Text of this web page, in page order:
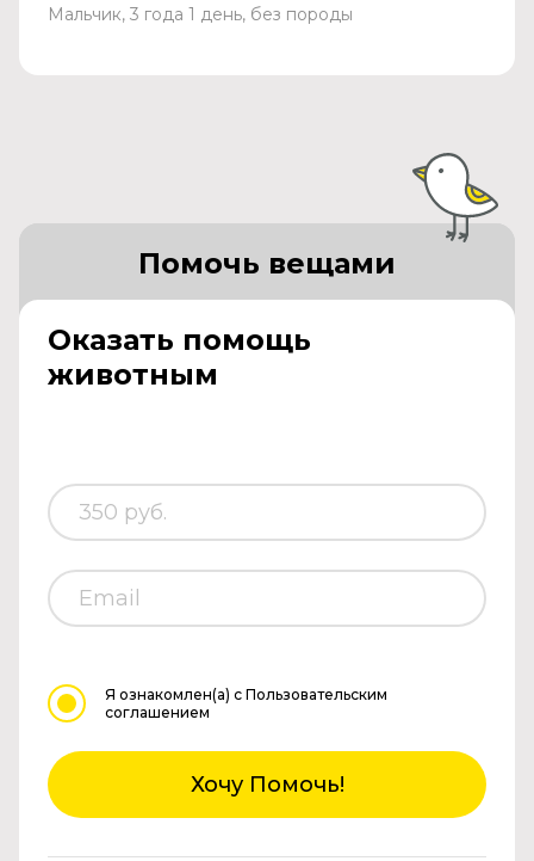
Мальчик, 3 года 1 день, без породы
Оказать помощь
животным
Помочь вещами
Я ознакомлен(а) с Пользовательским
соглашением
Хочу Помочь!